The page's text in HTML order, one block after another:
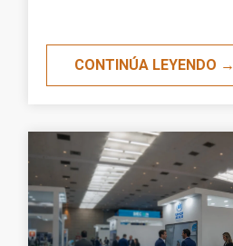
CONTINÚA LEYENDO →